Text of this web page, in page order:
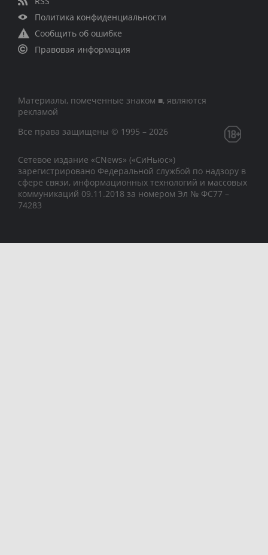
Политика конфиденциальности
Сообщить об ошибке
Правовая информация
Материалы, помеченные знаком ■, являются
рекламой
Все права защищены © 1995 – 2026
Сетевое издание «CNews» («СиНьюс»)
зарегистрировано Федеральной службой по надзору в
сфере связи, информационных технологий и массовых
коммуникаций 09.11.2018 за номером Эл № ФС77 –
74283